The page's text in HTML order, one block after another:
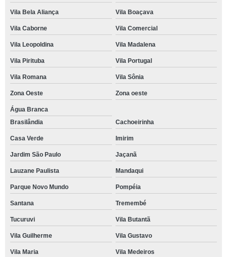
Vila Bela Aliança Vila Boaçava
Vila Caborne Vila Comercial
Vila Leopoldina Vila Madalena
Vila Pirituba Vila Portugal
Vila Romana Vila Sônia
Zona Oeste Zona oeste
Água Branca
Brasilândia
Cachoeirinha
Casa Verde Imirim
Jardim São Paulo Jaçanã
Lauzane Paulista Mandaqui
Parque Novo Mundo Pompéia
Santana Tremembé
Tucuruvi Vila Butantã
Vila Guilherme Vila Gustavo
Vila Maria Vila Medeiros